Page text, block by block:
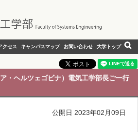
クセス キャンパスマップ お問い合わせ 大学トップ
・ヘルツェゴビナ）電気工学部長ご一行
公開日 2023年02月09日